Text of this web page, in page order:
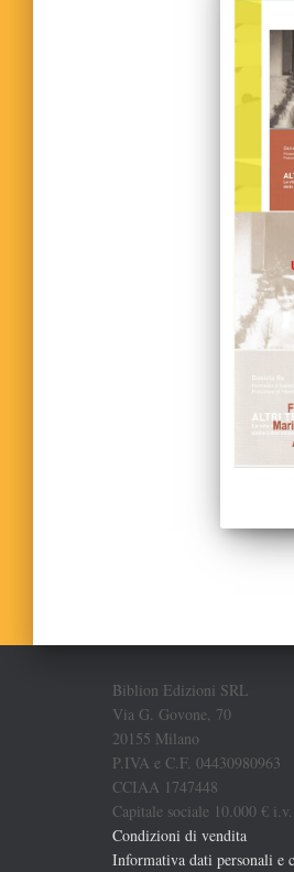
Biblion Edizioni SRL
Via G. Govone, 70
20155 Milano
P.IVA e C.F. 04430980963
CCIAA 1747448
Capitale sociale 10.000 € i.v.
Condizioni di vendita
Informativa dati personali e